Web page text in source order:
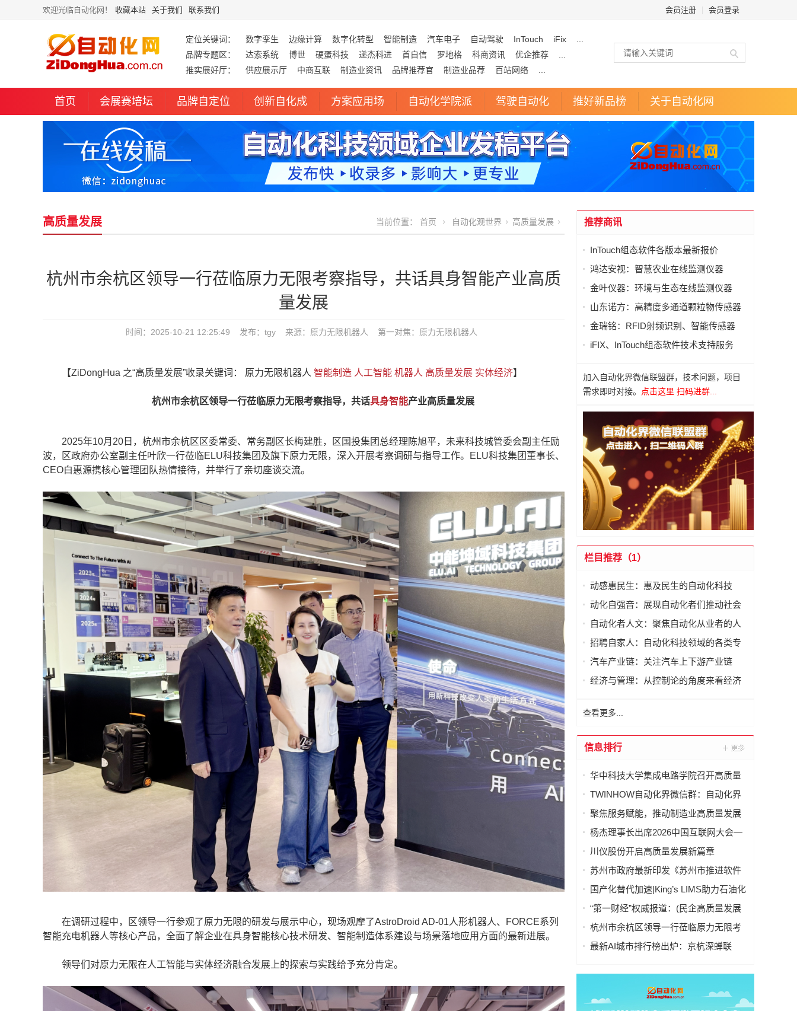
欢迎光临自动化网！ 收藏本站 关于我们 联系我们 会员注册 会员登录
定位关键词： 数字孪生 边缘计算 数字化转型 智能制造 汽车电子 自动驾驶 InTouch iFix
品牌专题区：
达索系统 博世 硬蛋科技 递杰科进 首自信 罗地格 科商资讯 优企推荐
推实展好厅：
供应展示厅 中商互联 制造业资讯 品牌推荐官 制造业品荐 百站网络
首页 会展赛培坛 品牌自定位 创新自化成 方案应用场 自动化学院派 驾驶自动化 推好新品榜 关于自动化网
高质量发展 当前位置： 首页 自动化观世界 高质量发展
杭州市余杭区领导一行莅临原力无限考察指导，共话具身智能产业高质
量发展
时间：2025-10-21 12:25:49 发布：tgy 来源：原力无限机器人 第一对焦： 原力无限机器人
【ZiDongHua 之“高质量发展”收录关键词： 原力无限机器人 智能制造 人工智能 机器人 高质量发展 实体经济】
杭州市余杭区领导一行莅临原力无限考察指导，共话具身智能产业高质量发展
2025年10月20日，杭州市余杭区区委常委、常务副区长梅建胜，区国投集团总经理陈旭平，未来科技城管委会副主任励
波，区政府办公室副主任叶欣一行莅临ELU科技集团及旗下原力无限，深入开展考察调研与指导工作。ELU科技集团董事长、
CEO白惠源携核心管理团队热情接待，并举行了亲切座谈交流。
在调研过程中，区领导一行参观了原力无限的研发与展示中心，现场观摩了AstroDroid AD-01人形机器人、FORCE系列
智能充电机器人等核心产品，全面了解企业在具身智能核心技术研发、智能制造体系建设与场景落地应用方面的最新进展。
领导们对原力无限在人工智能与实体经济融合发展上的探索与实践给予充分肯定。
推荐商讯
InTouch组态软件各版本最新报价
鸿达安视：智慧农业在线监测仪器
金叶仪器：环境与生态在线监测仪器
山东诺方：高精度多通道颗粒物传感器
金瑞铭：RFID射频识别、智能传感器
iFIX、InTouch组态软件技术支持服务
加入自动化界微信联盟群，技术问题，项目
需求即时对接。
点击这里 扫码进群...
栏目推荐（1）
动感惠民生：惠及民生的自动化科技
动化自强音：展现自动化者们推动社会
进步发出的响亮声音
自动化者人文：聚焦自动化从业者的人
文思考
招聘自家人：自动化科技领域的各类专
家及人才需求资讯
汽车产业链：关注汽车上下游产业链
经济与管理：从控制论的角度来看经济
查看更多...
信息排行
华中科技大学集成电路学院召开高质量
发展论坛暨2025年度总结表彰会
TWINHOW自动化界微信群：自动化界
微信联盟群分行业入口导航
聚焦服务赋能，推动制造业高质量发展
——“服务型制造万里行”走进湖南常德
杨杰理事长出席2026中国互联网大会—
算电协同高质量发展会议并致辞
川仪股份开启高质量发展新篇章
苏州市政府最新印发《苏州市推进软件
产业高质量发展行动计划（2026～2027
国产化替代加速|King’s LIMS助力石油化
工行业数字化转型与高质量发展
“第一财经”权威报道：(民企高质量发展
调研)给机械臂装上轮子和大脑，工业机
杭州市余杭区领导一行莅临原力无限考
察指导，共话具身智能产业高质量发展
最新AI城市排行榜出炉：京杭深蝉联